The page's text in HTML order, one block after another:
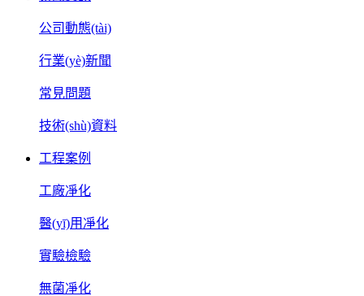
公司動態(tài)
行業(yè)新聞
常見問題
技術(shù)資料
工程案例
工廠凈化
醫(yī)用凈化
實驗檢驗
無菌凈化